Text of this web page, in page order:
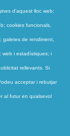
d'aquest lloc web:
cookies funcionals,
galetes de rendiment,
web i estadístiques; i
rellevants. Si
acceptar i rebutjar
al futur en qualsevol